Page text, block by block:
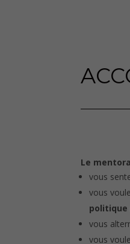
Le
vous
vous
politique
vous
vous